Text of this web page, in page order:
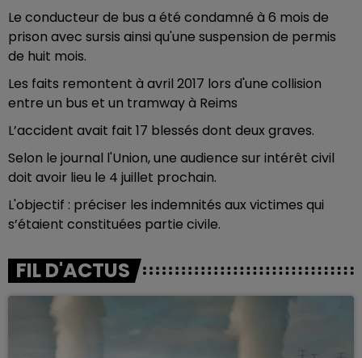
Le conducteur de bus a été condamné à 6 mois de
prison avec sursis ainsi qu'une suspension de permis
de huit mois.
Les faits remontent à avril 2017 lors d'une collision
entre un bus et un tramway à Reims
L’accident avait fait 17 blessés dont deux graves.
Selon le journal l'Union, une audience sur intérêt civil
doit avoir lieu le 4 juillet prochain.
L'objectif : préciser les indemnités aux victimes qui
s’étaient constituées partie civile.
FIL D'ACTUS